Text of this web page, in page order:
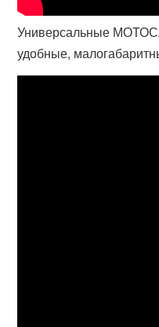
Универсальные
удобные,